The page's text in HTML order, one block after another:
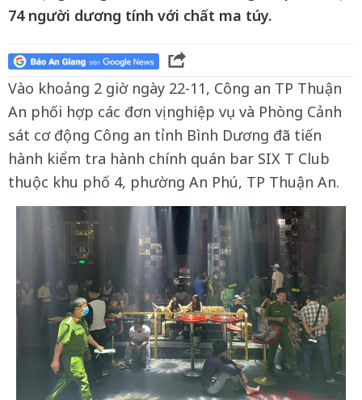
74 người dương tính với chất ma túy.
Vào khoảng 2 giờ ngày 22-11, Công an TP Thuận
An phối hợp các đơn vị nghiệp vụ và Phòng Cảnh
sát cơ động Công an tỉnh Bình Dương đã tiến
hành kiểm tra hành chính quán bar SIX T Club
thuộc khu phố 4, phường An Phú, TP Thuận An.